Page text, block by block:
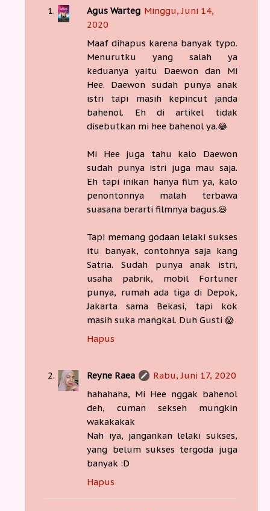
Agus Warteg Minggu, Juni 14,
2020
Maaf dihapus karena banyak typo.
Menurutku yang salah ya
keduanya yaitu Daewon dan Mi
Hee. Daewon sudah punya anak
istri tapi masih kepincut janda
bahenol. Eh di artikel tidak
disebutkan mi hee bahenol ya.😂
Mi Hee juga tahu kalo Daewon
sudah punya istri juga mau saja.
Eh tapi inikan hanya film ya, kalo
penontonnya malah terbawa
suasana berarti filmnya bagus.😃
Tapi memang godaan lelaki sukses
itu banyak, contohnya saja kang
Satria. Sudah punya anak istri,
usaha pabrik, mobil Fortuner
punya, rumah ada tiga di Depok,
Jakarta sama Bekasi, tapi kok
masih suka mangkal. Duh Gusti 😱
Hapus
Reyne Raea
Rabu, Juni 17, 2020
hahahaha, Mi Hee nggak bahenol
deh, cuman sekseh mungkin
wakakakak
Nah iya, jangankan lelaki sukses,
yang belum sukses tergoda juga
banyak :D
Hapus